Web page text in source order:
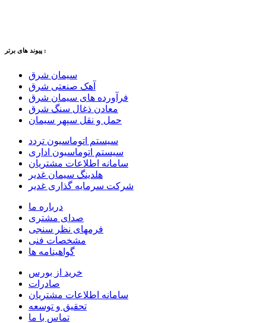
پیوند های برتر :
سیمان شرق
آهک صنعتی شرق
فرآورده های سیمان شرق
معادن ذغال سنگ شرق
حمل و نقل سپهر سیمان
سیستم اتوماسیون تردد
سیستم اتوماسیون اداری
سامانه اطلاعات مشتریان
هلدینگ سیمان غدیر
شرکت سرمایه گذاری غدیر
درباره ما
صدای مشتری
فرمهای نظر سنجی
مشخصات فنی
گواهینامه ها
خرید از بورس
صادرات
سامانه اطلاعات مشتریان
تحقیق و توسعه
تماس با ما